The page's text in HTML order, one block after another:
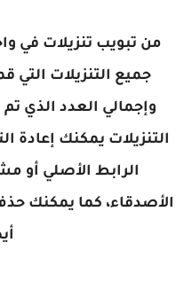
من تبويب تنزيلات في
جميع التنزيلات التي
وإجمالي العدد الذي تم
التنزيلات يمكنك إعادة
الرابط الأصلي أو
الأصدقاء، كما يمكنك